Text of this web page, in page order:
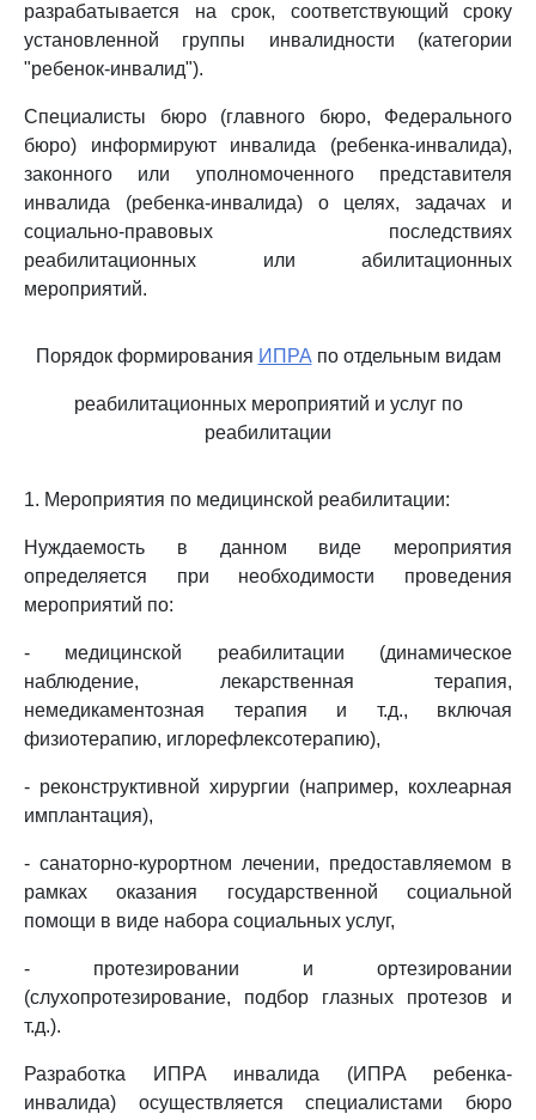
разрабатывается на срок, соответствующий сроку
установленной группы инвалидности (категории
"ребенок-инвалид").
Специалисты бюро (главного бюро, Федерального
бюро) информируют инвалида (ребенка-инвалида),
законного или уполномоченного представителя
инвалида (ребенка-инвалида) о целях, задачах и
социально-правовых последствиях
реабилитационных или абилитационных
мероприятий.
Порядок формирования ИПРА по отдельным видам
реабилитационных мероприятий и услуг по
реабилитации
1. Мероприятия по медицинской реабилитации:
Нуждаемость в данном виде мероприятия
определяется при необходимости проведения
мероприятий по:
- медицинской реабилитации (динамическое
наблюдение, лекарственная терапия,
немедикаментозная терапия и т.д., включая
физиотерапию, иглорефлексотерапию),
- реконструктивной хирургии (например, кохлеарная
имплантация),
- санаторно-курортном лечении, предоставляемом в
рамках оказания государственной социальной
помощи в виде набора социальных услуг,
- протезировании и ортезировании
(слухопротезирование, подбор глазных протезов и
т.д.).
Разработка ИПРА инвалида (ИПРА ребенка-
инвалида) осуществляется специалистами бюро